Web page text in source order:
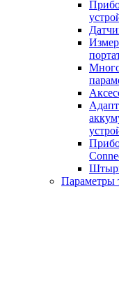
Параметры